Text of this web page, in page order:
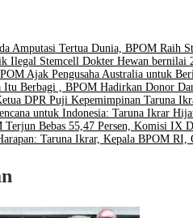
Amputasi Tertua Dunia, BPOM Raih
Ilegal Stemcell Dokter Hewan
Ajak Pengusaha Australia untuk
Berbagi , BPOM Hadirkan Donor
DPR Puji Kepemimpinan Taruna
untuk Indonesia: Taruna Ikrar
Terjun Bebas 55,47 Persen, Komisi IX
Taruna Ikrar, Kepala BPOM